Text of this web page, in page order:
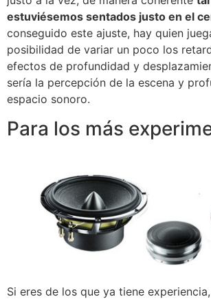
estuviésemos sentados justo en el
conseguido este ajuste, hay quien
posibilidad de variar un poco los
efectos de profundidad y
sería la percepción de la escena y
espacio sonoro.
Para los más
Si eres de los que ya tiene